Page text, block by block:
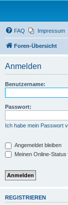
FAQ Impressum
Foren-Übersicht
Anmelden
Benutzername:
Passwort:
Ich habe mein Passwort
Angemeldet bleiben
Meinen Online-
REGISTRIEREN